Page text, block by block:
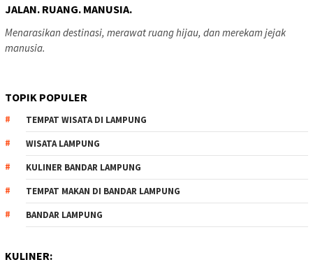
JALAN. RUANG. MANUSIA.
Menarasikan destinasi, merawat ruang hijau, dan merekam jejak
manusia.
TOPIK POPULER
TEMPAT WISATA DI LAMPUNG
WISATA LAMPUNG
KULINER BANDAR LAMPUNG
TEMPAT MAKAN DI BANDAR LAMPUNG
BANDAR LAMPUNG
KULINER: